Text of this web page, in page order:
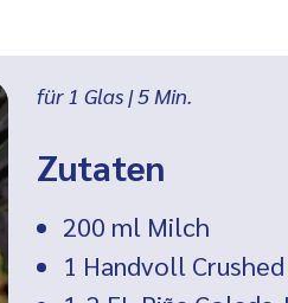
für 1 Glas |5 Min.
Zutaten
200 ml Milch
1 Handvoll